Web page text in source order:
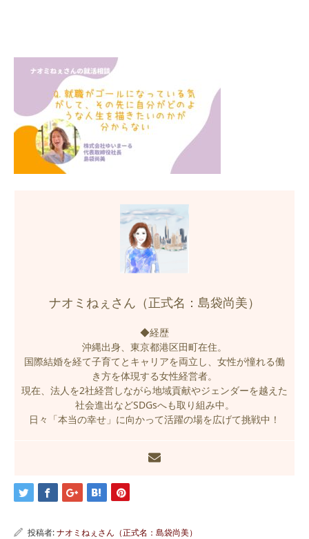
ナオミねぇさん（正式名：島袋尚美）
◆経歴
沖縄出身、東京都港区田町在住。
国際結婚を経て子育てとキャリアを両立し、女性が憧れる働
き方を体現する女性経営者。
現在、法人を2社経営しながら地域貢献やジェンダーを越えた
社会進出などSDGsへも取り組み中。
日々「本当の幸せ」に向かって活躍の場を広げて挑戦中！
投稿者:ナオミねぇさん（正式名：島袋尚美）